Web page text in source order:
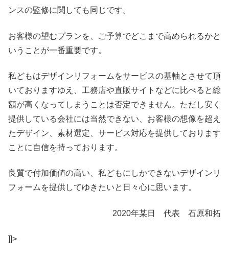
ンスの監修に関しても同じです。
お客様の望むプランを、ご予算でどこまで高められるかと
いうことが一番重要です。
私どもはデザインリフォームをサービスの基軸とさせて頂
いておりますゆえ、工務店や直販サイトなどに比べると総
額が高くなってしまうことは否定できません。ただし安く
提供している会社には当然できない、お客様の想像を超え
たデザイン、素材選定、サービス対応を提供しております
ことに自信を持っております。
良質で付加価値の高い、私どもにしかできないデザインリ
フォームを提供してゆきたいと日々心に思います。
2020年某日 代表 石原和拓
]]>